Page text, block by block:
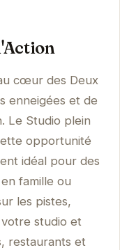
cœur des Deux
enneigées et de
Le Studio plein
opportunité
idéal pour des
famille ou
les pistes,
studio et
restaurants et